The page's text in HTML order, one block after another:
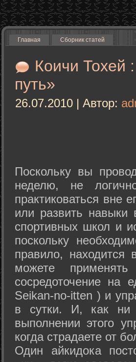
Главная Сборник статей
Коичи Тохей
путь»
26.07.2010 | Автор:
Поскольку вы
неделю, не
практиковаться вне
или развить
спортивных школ и
поскольку
правило,
можете
сосредоточение на
Seikan-­no-­itten ) и
в сутки. И, как ни
выполнении этого
когда страдаете от
Один айкидока